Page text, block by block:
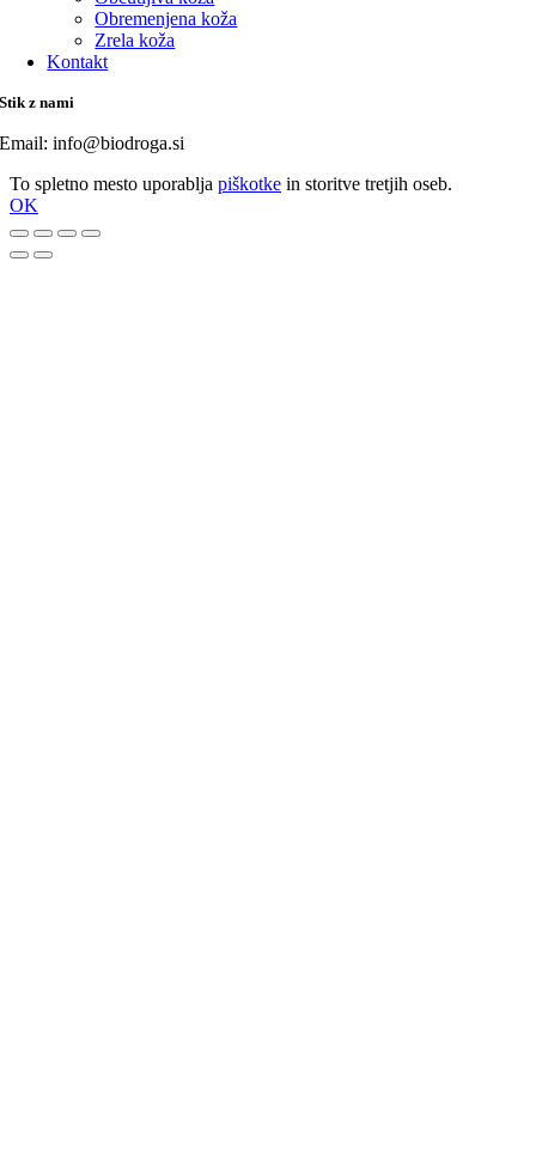
Obremenjena koža
Zrela koža
Kontakt
Stik z nami
Email: info@biodroga.si
To spletno mesto uporablja piškotke in storitve tretjih oseb.
OK